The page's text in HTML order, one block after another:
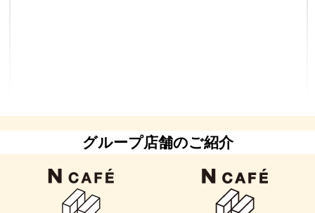
グループ店舗のご紹介